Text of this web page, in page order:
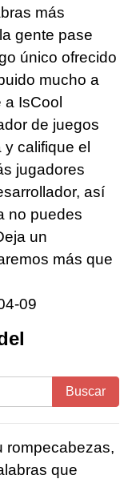
más
gente pase
único ofrecido
mucho a
a IsCool
de juegos
califique el
jugadores
así
no puedes
un
más que
09
Buscar
rompecabezas,
que